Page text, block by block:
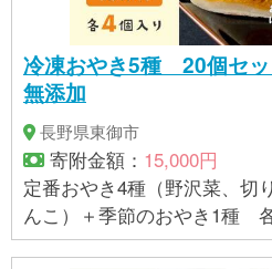
冷凍おやき5種 20個セ
無添加
長野県東御市
寄附金額： 15,000円
定番おやき4種（野沢菜、切
んこ）＋季節のおやき1種